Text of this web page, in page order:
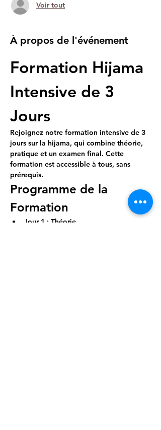
Voir tout
À propos de l'événement
Formation Hijama
Intensive de 3
Jours
Rejoignez notre formation intensive de 3
jours sur la hijama, qui combine théorie,
pratique et un examen final. Cette
formation est accessible à tous, sans
prérequis.
Programme de la
Formation
Jour 1 : Théorie